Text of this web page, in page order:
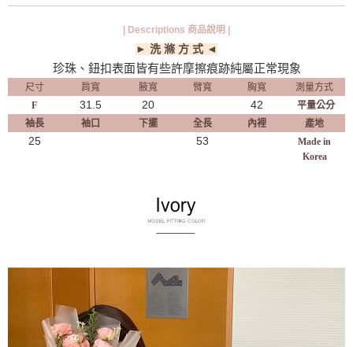
| Descriptions 商品說明 |
► 洗 滌 方 式 ◄
珍珠、鈕扣表面皆有些許摩擦痕跡純屬正常現象
尺寸 肩寬 腋寬 臂寬 胸寬
測量方式
F
31.5 20 42
平量公分
袖長
袖口 下擺 全長 內裡 產地
25 53
Made in
Korea